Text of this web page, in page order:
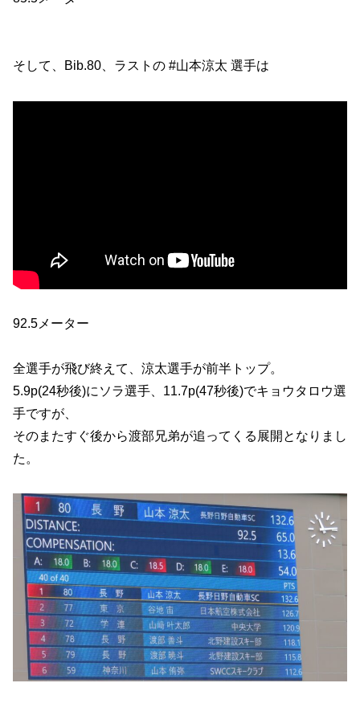
そして、Bib.80、ラストの #山本涼太 選手は
92.5メーター
全選手が飛び終えて、涼太選手が前半トップ。
5.9p(24秒後)にソラ選手、11.7p(47秒後)でキョウタロウ選
手ですが、
そのまたすぐ後から渡部兄弟が追ってくる展開となりまし
た。